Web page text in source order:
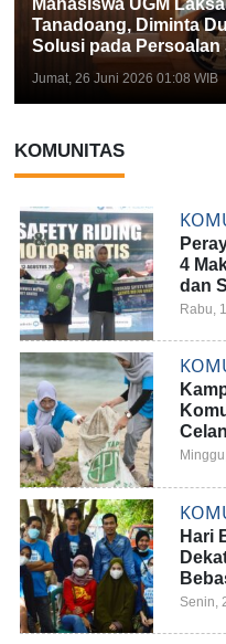
Tanadoang, Diminta
Solusi pada Persoalan
Jumat, 26 Juni 2026 01:08 WIB
KOMUNITAS
4
dan
Rabu,
Hari
Senin,